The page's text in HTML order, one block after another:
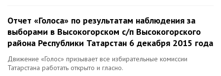
Отчет «Голоса» по результатам наблюдения за
выборами в Высокогорском с/п Высокогорского
района Республики Татарстан 6 декабря 2015 года
Движение «Голос» призывает все избирательные комиссии
Татарстана работать открыто и гласно.